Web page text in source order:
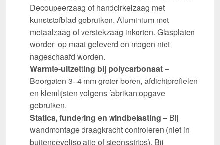
Decoupeerzaag of handcirkelzaag met
kunststofblad gebruiken. Aluminium met
metaalzaag of verstekzaag inkorten. Glasplaten
worden op maat geleverd en mogen niet
nageschaafd worden.
Warmte-uitzetting bij polycarbonaat–
Boorgaten 3–4 mm groter boren, afdichtprofielen
en klemlijsten volgens fabrikantopgave
gebruiken.
Statica, fundering en windbelasting – Bij
wandmontage draagkracht controleren (niet in
buitengevelisolatie of steensstrips). Bij